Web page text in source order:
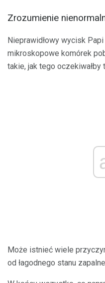
Zrozumienie
Nieprawidłowy wycisk
mikroskopowe komórek
takie, jak tego oczekiwałby
Może istnieć wiele
od łagodnego stanu